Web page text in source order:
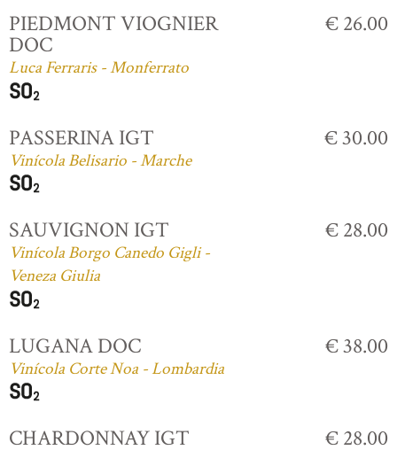
PIEDMONT VIOGNIER
DOC
Luca Ferraris - Monferrato
€ 26.00
PASSERINA IGT
Vinícola Belisario - Marche
€ 30.00
SAUVIGNON IGT
Vinícola Borgo Canedo Gigli -
Veneza Giulia
€ 28.00
LUGANA DOC
Vinícola Corte Noa - Lombardia
€ 38.00
CHARDONNAY IGT € 28.00